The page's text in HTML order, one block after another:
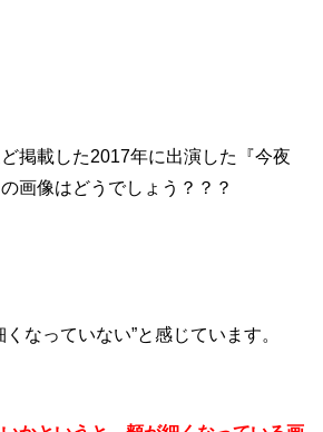
掲載した2017年に出演した『今夜
画像はどうでしょう？？？
なっていない”と感じています。